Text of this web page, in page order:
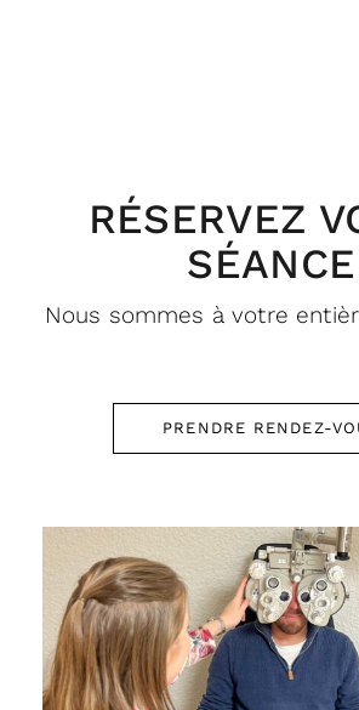
RÉSERVEZ
SÉANCE
Nous sommes à votre
PRENDRE RENDEZ-